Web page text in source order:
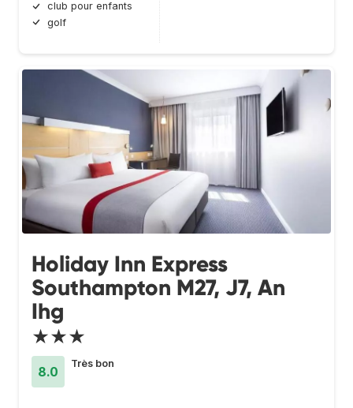
club pour enfants
golf
Holiday Inn Express
Southampton M27, J7, An
Ihg
★★★
8.0
Très bon